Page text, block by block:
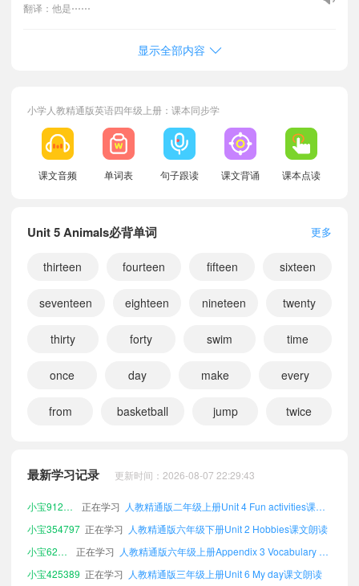
翻译：他是⋯⋯
显示全部内容
小学人教精通版英语四年级上册：课本同步学
课文音频 单词表 句子跟读 课文背诵 课本点读
Unit 5 Animals必背单词 更多
thirteen fourteen fifteen sixteen
seventeen eighteen nineteen twenty
thirty forty swim time
once day make every
from basketball jump twice
最新学习记录 更新时间：2026-08-07 22:29:43
小宝126118
小宝912631
正在学习
小宝354797
正在学习
人教精通版六年级下册Unit 2 Hobbies课文朗读
小宝620918
正在学习
人教精通版六年级上册Appendix 3 Vocabulary A-Z课文朗读
小宝425389 正在学习 人教精通版三年级上册Unit 6 My day课文朗读
小宝938606 正在学习 人教精通版六年级下册Unit 6 My day课文朗读